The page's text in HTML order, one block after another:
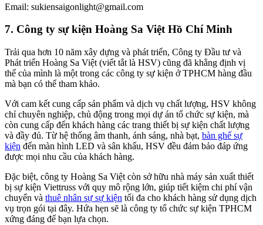
Email: sukiensaigonlight@gmail.com
7. Công ty sự kiện Hoàng Sa Việt Hồ Chí Minh
Trải qua hơn 10 năm xây dựng và phát triển, Công ty Đầu tư và
Phát triển Hoàng Sa Việt (viết tắt là HSV) cũng đã khẳng định vị
thế của mình là một trong các công ty sự kiện ở TPHCM hàng đầu
mà bạn có thể tham khảo.
Với cam kết cung cấp sản phẩm và dịch vụ chất lượng, HSV không
chỉ chuyên nghiệp, chủ động trong mọi dự án tổ chức sự kiện, mà
còn cung cấp đến khách hàng các trang thiết bị sự kiện chất lượng
và đầy đủ. Từ hệ thống âm thanh, ánh sáng, nhà bạt, bàn ghế sự
kiện đến màn hình LED và sân khấu, HSV đều đảm bảo đáp ứng
được mọi nhu cầu của khách hàng.
Đặc biệt, công ty Hoàng Sa Việt còn sở hữu nhà máy sản xuất thiết
bị sự kiện Viettruss với quy mô rộng lớn, giúp tiết kiệm chi phí vận
chuyển và thuê nhân sự sự kiện tối đa cho khách hàng sử dụng dịch
vụ trọn gói tại đây. Hứa hẹn sẽ là công ty tổ chức sự kiện TPHCM
xứng đáng để bạn lựa chọn.